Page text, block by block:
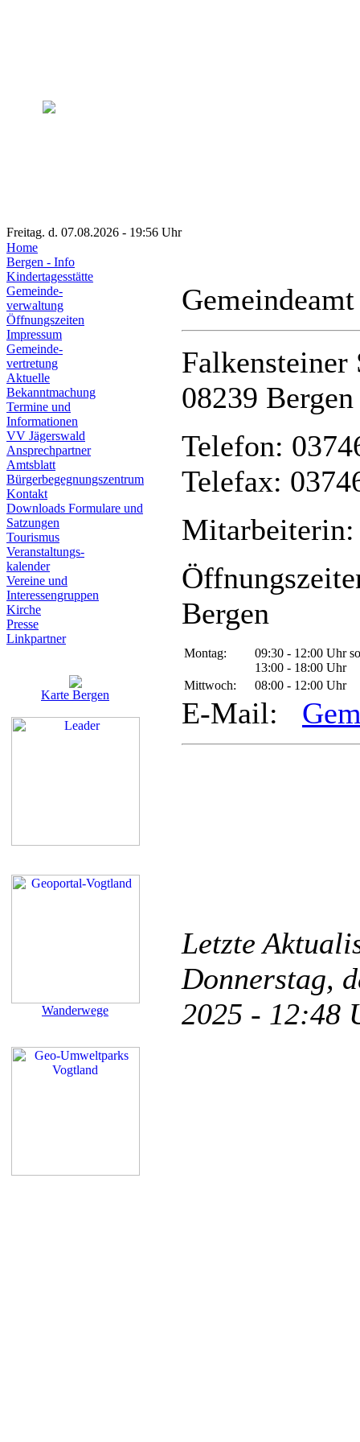
Freitag. d. 07.08.2026 - 19:56 Uhr
Home
Bergen - Info
Kindertagesstätte
Gemeinde-
verwaltung
Öffnungszeiten
Impressum
Gemeinde-
vertretung
Aktuelle
Bekanntmachung
Termine und
Informationen
VV Jägerswald
Ansprechpartner
Amtsblatt
Bürgerbegegnungszentrum
Kontakt
Downloads Formulare und
Satzungen
Tourismus
Veranstaltungs-
kalender
Vereine und
Interessen­gruppen
Kirche
Presse
Linkpartner
Karte Bergen
Wanderwege
Falkensteiner
08239 Bergen
Telefon:
Telefax:
Mitarbeiterin:
Bergen
Montag:
09:30 - 12:00 Uhr
13:00 - 18:00 Uhr
Mittwoch:
08:00 - 12:00 Uhr
E-Mail:
Letzte
Donnerstag,
2025 -